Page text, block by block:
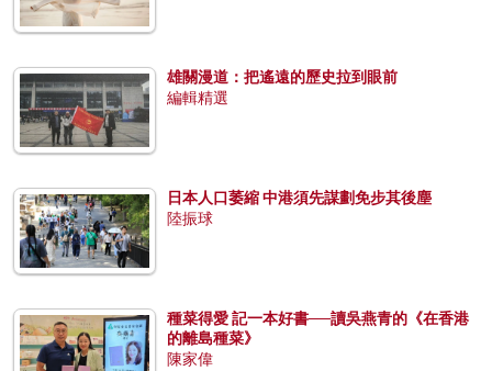
雄關漫道：把遙遠的歷史拉到眼前
編輯精選
日本人口萎縮 中港須先謀劃免步其後塵
陸振球
種菜得愛 記一本好書──讀吳燕青的《在香港
的離島種菜》
陳家偉